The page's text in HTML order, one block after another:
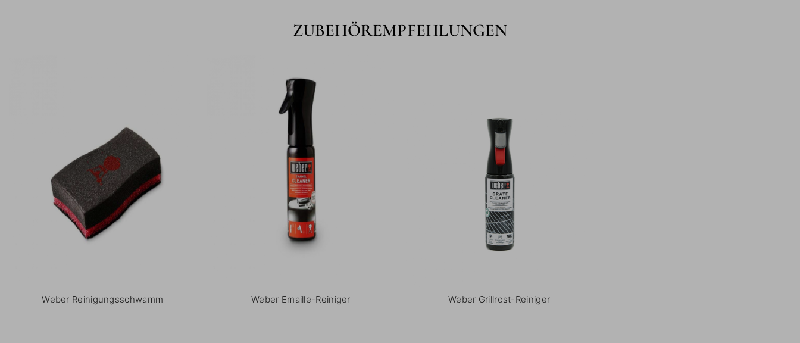
ZUBEHÖREMPFEHLUNGEN
Weber Reinigungsschwamm Weber Emaille-Reiniger Weber Grillrost-Reiniger